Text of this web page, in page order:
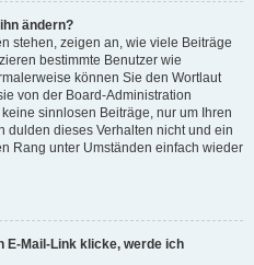
ändern?
stehen, zeigen an, wie viele Beiträge
bestimmte Benutzer wie
können Sie den Wortlaut
von der Board-Administration
sinnlosen Beiträge, nur um Ihren
dieses Verhalten nicht und ein
Rang unter Umständen einfach wieder
E-Mail-Link klicke, werde ich